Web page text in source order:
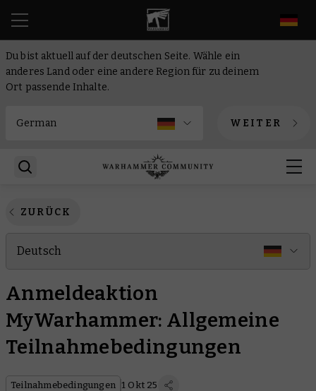
Du bist aktuell auf der deutschen Seite. Wähle ein
anderes Land oder eine andere Region für zu deinem
Ort passende Inhalte.
WEITER
ZURÜCK
Deutsch
Anmeldeaktion
MyWarhammer: Allgemeine
Teilnahmebedingungen
Teilnahmebedingungen 1 Okt 25